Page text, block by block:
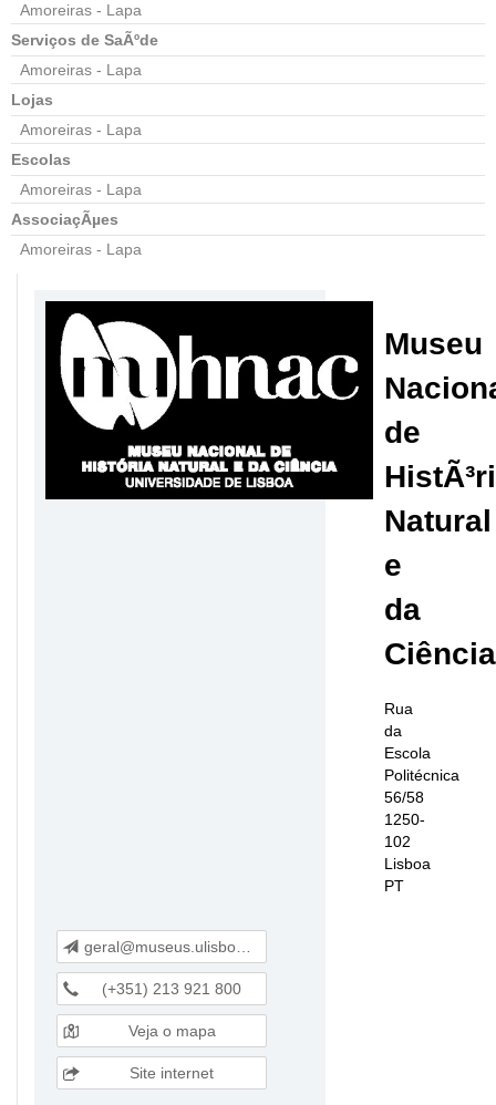
Amoreiras - Lapa
Serviços de SaÃºde
Amoreiras - Lapa
Lojas
Amoreiras - Lapa
Escolas
Amoreiras - Lapa
AssociaçÃµes
Amoreiras - Lapa
Museu
de
Natural
e
da
Ciência
Rua
da
Escola
Politécnica
56/58
1250-
102
Lisboa
PT
geral@museus.ulisboa.pt
(+351) 213 921 800
Veja o mapa
Site internet